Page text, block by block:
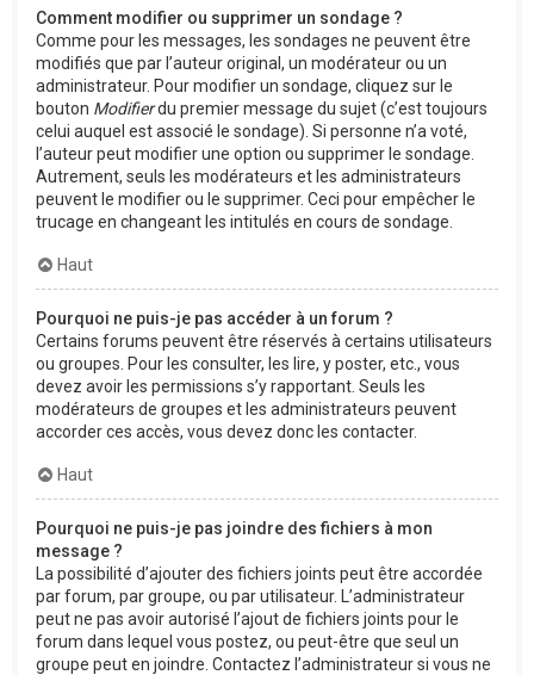
Comment modifier ou supprimer un sondage ?
Comme pour les messages, les sondages ne peuvent être
modifiés que par l’auteur original, un modérateur ou un
administrateur. Pour modifier un sondage, cliquez sur le
bouton Modifierdu premier message du sujet (c’est toujours
celui auquel est associé le sondage). Si personne n’a voté,
l’auteur peut modifier une option ou supprimer le sondage.
Autrement, seuls les modérateurs et les administrateurs
peuvent le modifier ou le supprimer. Ceci pour empêcher le
trucage en changeant les intitulés en cours de sondage.
Haut
Pourquoi ne puis-je pas accéder à un forum ?
Certains forums peuvent être réservés à certains utilisateurs
ou groupes. Pour les consulter, les lire, y poster, etc., vous
devez avoir les permissions s’y rapportant. Seuls les
modérateurs de groupes et les administrateurs peuvent
accorder ces accès, vous devez donc les contacter.
Haut
Pourquoi ne puis-je pas joindre des fichiers à mon
message ?
La possibilité d’ajouter des fichiers joints peut être accordée
par forum, par groupe, ou par utilisateur. L’administrateur
peut ne pas avoir autorisé l’ajout de fichiers joints pour le
forum dans lequel vous postez, ou peut-être que seul un
groupe peut en joindre. Contactez l’administrateur si vous ne